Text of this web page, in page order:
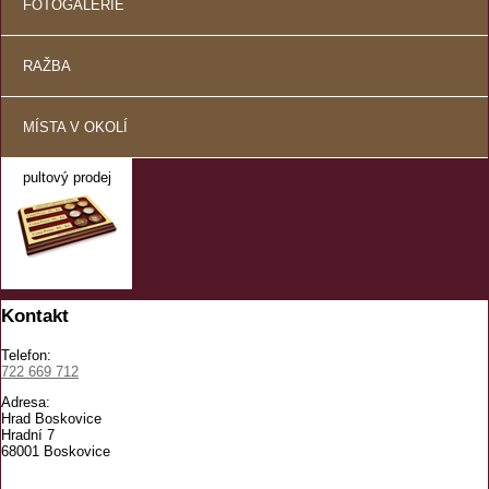
FOTOGALERIE
RAŽBA
MÍSTA V OKOLÍ
pultový prodej
Kontakt
Telefon:
722 669 712
Adresa:
Hrad Boskovice
Hradní 7
68001 Boskovice